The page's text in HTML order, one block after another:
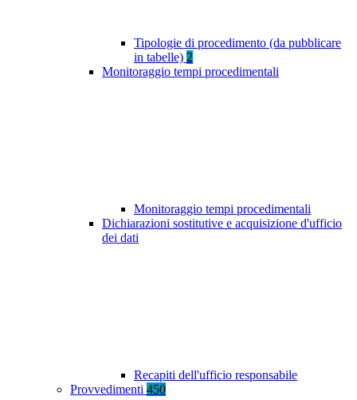
Tipologie di procedimento (da pubblicare
in tabelle) 2
Monitoraggio tempi procedimentali
Monitoraggio tempi procedimentali
Dichiarazioni sostitutive e acquisizione d'ufficio
dei dati
Recapiti dell'ufficio responsabile
Provvedimenti 450